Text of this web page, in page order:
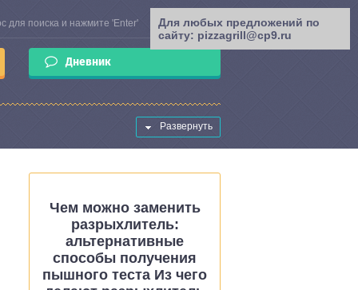
Дневник
Развернуть
Чем можно заменить
разрыхлитель:
альтернативные
способы получения
пышного теста Из чего
Для любых предложений по
сайту: pizzagrill@cp9.ru